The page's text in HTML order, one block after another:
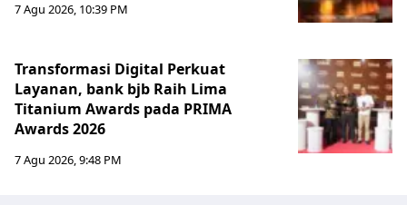
7 Agu 2026, 10:39 PM
Transformasi Digital Perkuat
Layanan, bank bjb Raih Lima
Titanium Awards pada PRIMA
Awards 2026
7 Agu 2026, 9:48 PM